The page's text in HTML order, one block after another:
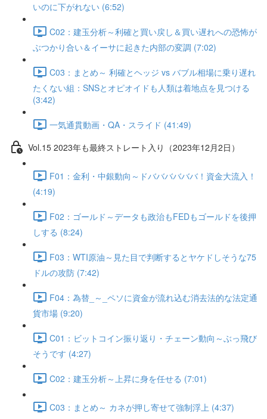
いのに下がれない (6:52)
C02：建玉分析～利確と買い戻し＆買い遅れへの恐怖が
ぶつかり合い＆イーサに起きた内部の変調 (7:02)
C03：まとめ～ 利確とヘッジ vs バブル相場に乗り遅れ
たくない組：SNSとオピオイドも人類は着地点を見つける
(3:42)
一気通貫動画・QA・スライド (41:49)
Vol.15 2023年も最終ストレート入り（2023年12月2日）
F01：金利・中銀動向～ドババババババ！資金大流入！
(4:19)
F02：ゴールド～データも政治もFEDもゴールドを後押
しする (8:24)
F03：WTI原油～見た目で判断するとヤケドしそうな75
ドルの攻防 (7:42)
F04：為替_～_ペソに資金が流れ込む消去法的な法定通
貨市場 (9:20)
C01：ビットコイン振り返り・チェーン動向～ぶっ飛び
そうです (4:27)
C02：建玉分析～上昇に身を任せる (7:01)
C03：まとめ～ カネが押し寄せて強制浮上 (4:37)